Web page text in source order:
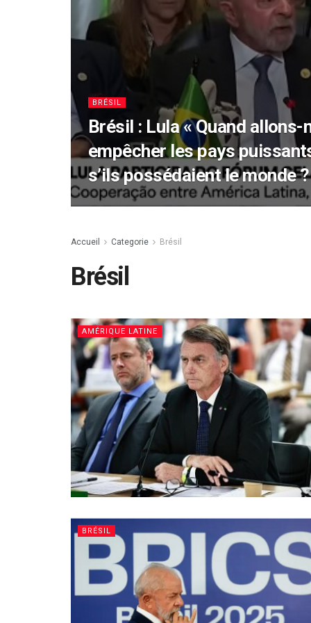
BRÉSIL
Brésil : Lula « Quand
empêcher les pays
s’ils possédaient le monde
Accueil Categorie Brésil
Brésil
AMÉRIQUE LATINE
BRÉSIL